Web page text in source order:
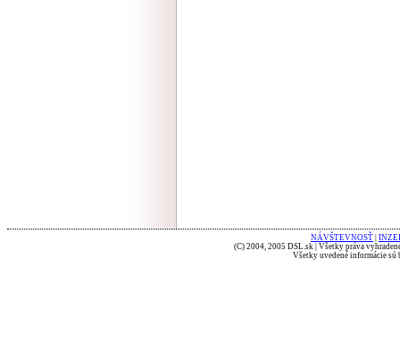
NÁVŠTEVNOSŤ
(C) 2004, 2005 DSL.sk | Všetky práva
Všetky uvedené informácie sú